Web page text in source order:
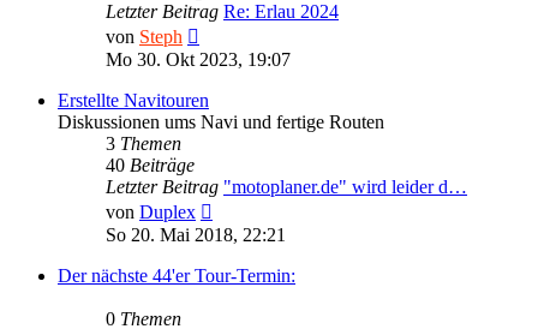
Letzter Beitrag Re: Erlau 2024
von Steph
Beitrag
Mo 30. Okt 2023, 19:07
Erstellte Navitouren
Diskussionen ums Navi und fertige Routen
3 Themen
40 Beiträge
Letzter Beitrag "motoplaner.de" wird leider d…
von Duplex
Beitrag
So 20. Mai 2018, 22:21
Der nächste 44'er Tour-Termin:
0 Themen